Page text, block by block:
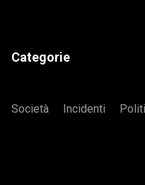
Categorie
Società Incidenti